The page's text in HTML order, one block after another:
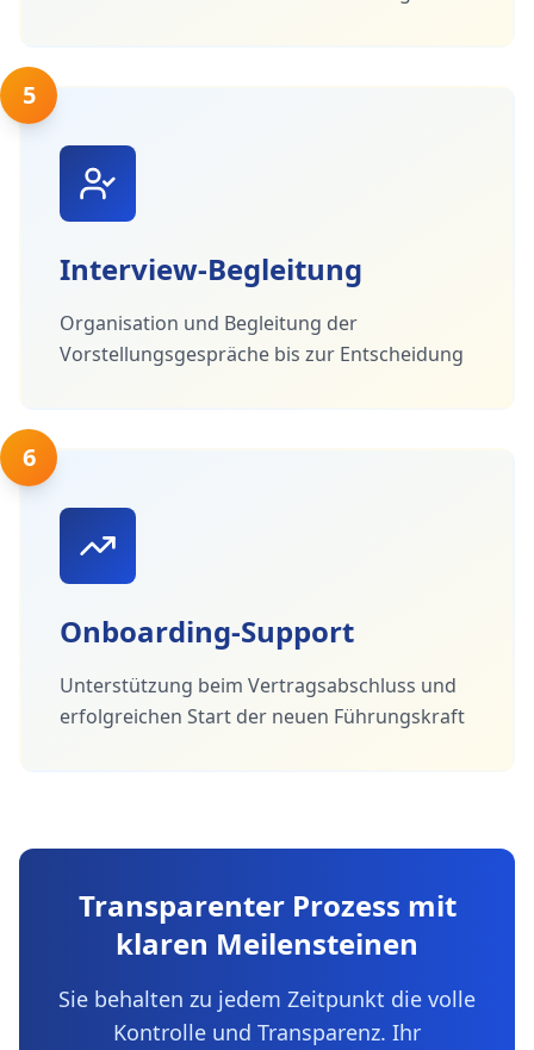
5
Interview-Begleitung
Organisation und Begleitung der
Vorstellungsgespräche bis zur Entscheidung
6
Onboarding-Support
Unterstützung beim Vertragsabschluss und
erfolgreichen Start der neuen Führungskraft
Transparenter Prozess mit
klaren Meilensteinen
Sie behalten zu jedem Zeitpunkt die volle
Kontrolle und Transparenz. Ihr